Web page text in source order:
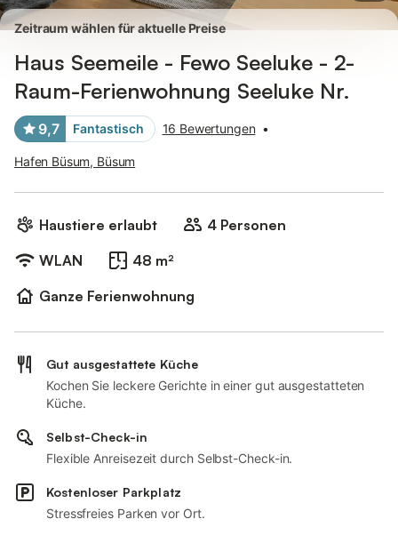
Zeitraum wählen für aktuelle Preise
Haus Seemeile - Fewo Seeluke - 2-
Raum-Ferienwohnung Seeluke Nr.
9,7 Fantastisch 16 Bewertungen •
Hafen Büsum, Büsum
Haustiere erlaubt
4 Personen
WLAN
48 m²
Ganze Ferienwohnung
Gut ausgestattete Küche
Kochen Sie leckere Gerichte in einer gut ausgestatteten
Küche.
Selbst-Check-in
Flexible Anreisezeit durch Selbst-Check-in.
Kostenloser Parkplatz
Stressfreies Parken vor Ort.